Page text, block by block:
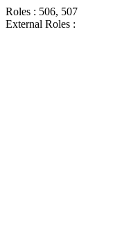
Roles : 506, 507
External Roles :